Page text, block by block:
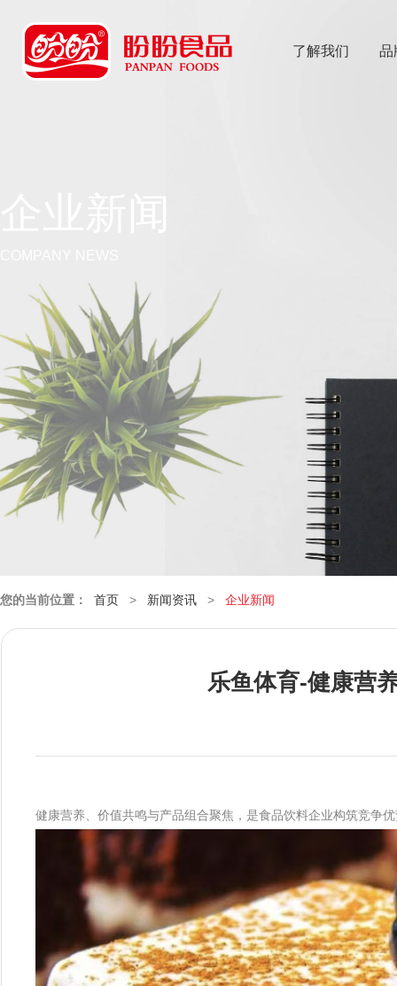
了解我们 品
您的当前位置： 首页 > 新闻资讯 > 企业新闻
乐鱼体育-健康营
健康营养、价值共鸣与产品组合聚焦，是食品饮料企业构筑竞争